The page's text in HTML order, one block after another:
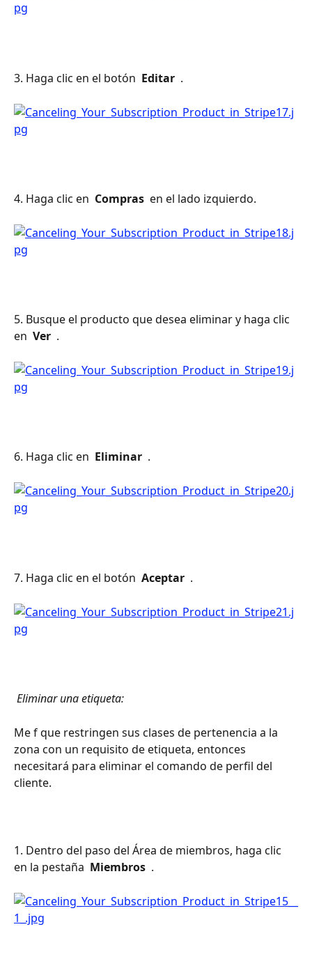
3. Haga clic en el botón Editar .
4. Haga clic en Compras en el lado izquierdo.
5. Busque el producto que desea eliminar y haga clic
en Ver .
6. Haga clic en Eliminar .
7. Haga clic en el botón Aceptar .
Eliminar una etiqueta:
Me f que restringen sus clases de pertenencia a la
zona con un requisito de etiqueta, entonces
necesitará para eliminar el comando de perfil del
cliente.
1. Dentro del paso del Área de miembros, haga clic
en la pestaña Miembros .